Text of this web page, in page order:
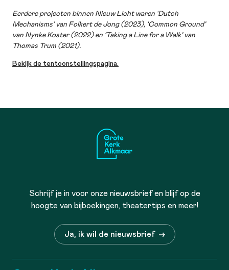
Eerdere projecten binnen Nieuw Licht waren ‘Dutch
Mechanisms’ van Folkert de Jong (2023), ‘Common Ground’
van Nynke Koster (2022) en ‘Taking a Line for a Walk’ van
Thomas Trum (2021).
Bekijk de tentoonstellingspagina.
Schrijf je in voor onze nieuwsbrief en blijf op de
hoogte van bijboekingen, theatertips en meer!
Ja, ik wil de nieuwsbrief